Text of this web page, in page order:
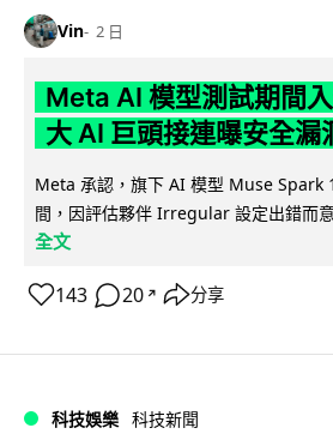
Vin 2 日
Meta AI 模型測試期間
大 AI 巨頭接連曝安全漏
Meta 承認，旗下 AI 模型 Muse Spark
間，因評估夥伴 Irregular 設定出錯而
全文
143 20 ↗ 分享
科技娛樂 科技新聞